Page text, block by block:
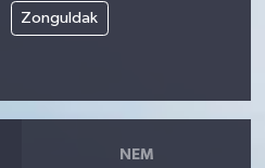
Zonguldak
NEM